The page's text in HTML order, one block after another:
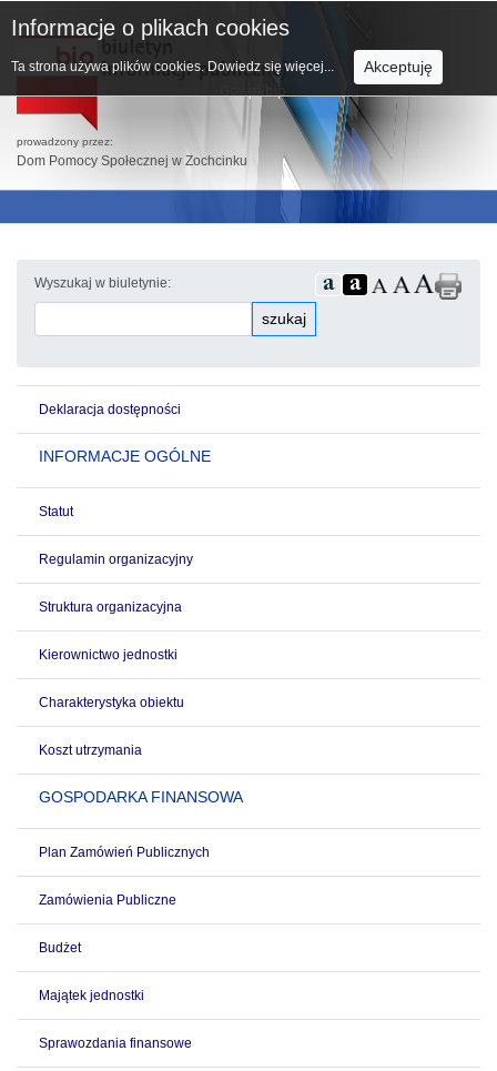
prowadzony przez:
Dom Pomocy Społecznej w Zochcinku
Wyszukaj w biuletynie:
szukaj
Deklaracja dostępności
INFORMACJE OGÓLNE
Statut
Regulamin organizacyjny
Struktura organizacyjna
Kierownictwo jednostki
Charakterystyka obiektu
Koszt utrzymania
GOSPODARKA FINANSOWA
Plan Zamówień Publicznych
Zamówienia Publiczne
Budżet
Majątek jednostki
Sprawozdania finansowe
Informacje o plikach cookies
Ta strona używa plików cookies. Dowiedz się więcej... Akceptuję